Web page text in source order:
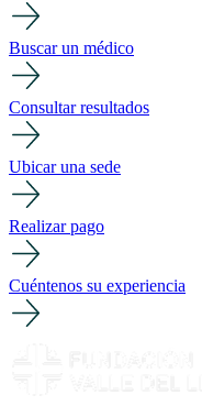
Buscar un médico
Consultar resultados
Ubicar una sede
Realizar pago
Cuéntenos su experiencia